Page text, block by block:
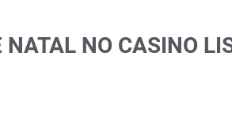
NATAL NO CASINO